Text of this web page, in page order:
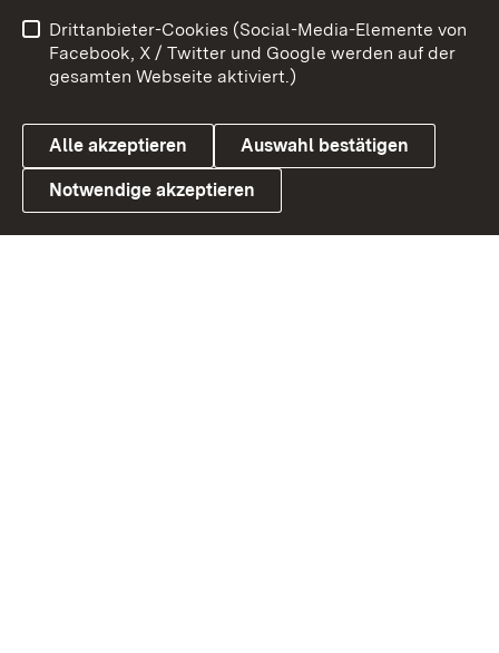
Link zum Landesportal
Barrierefreiheit
Datenschutz
Cookies
Drittanbieter-Cookies (Social-Media-Elemente von
Facebook, X / Twitter und Google werden auf der
gesamten Webseite aktiviert.)
Alle akzeptieren Auswahl bestätigen
Notwendige akzeptieren